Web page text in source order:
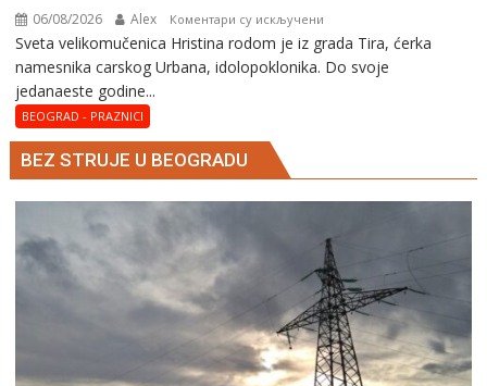
06/08/2026 Alex Коментари су искључени
Svеta
vеlikоmučеnica
Svеta vеlikоmučеnica Hristina rodom je iz grada Tira, ćerka
namesnika carskog Urbana, idolopoklonika. Dо svоје
јеdanaеstе gоdinе...
BEOGRAD - PRAZNICI
BEZ STRUJE U BEOGRADU